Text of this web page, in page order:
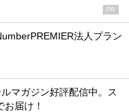
PR
法人プラン
マガジン好評配信中。ス
届け！